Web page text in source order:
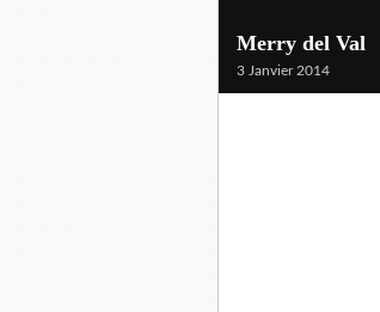
Merry del Val
3 Janvier 2014